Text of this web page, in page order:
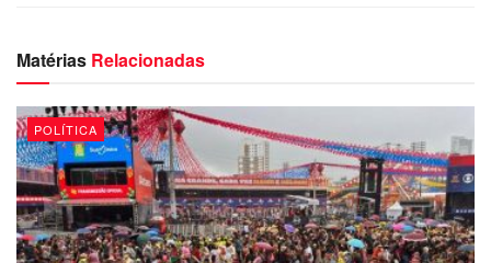
Cássio entrou na solenidade como convidado e saiu como
ator principal. Anotem: é candidato a prefeito de Campina.
Pode não ser o de Romero, mas já é o de Bolsonaro.
Dércio Alcântara
Matérias Relacionadas
POLÍTICA